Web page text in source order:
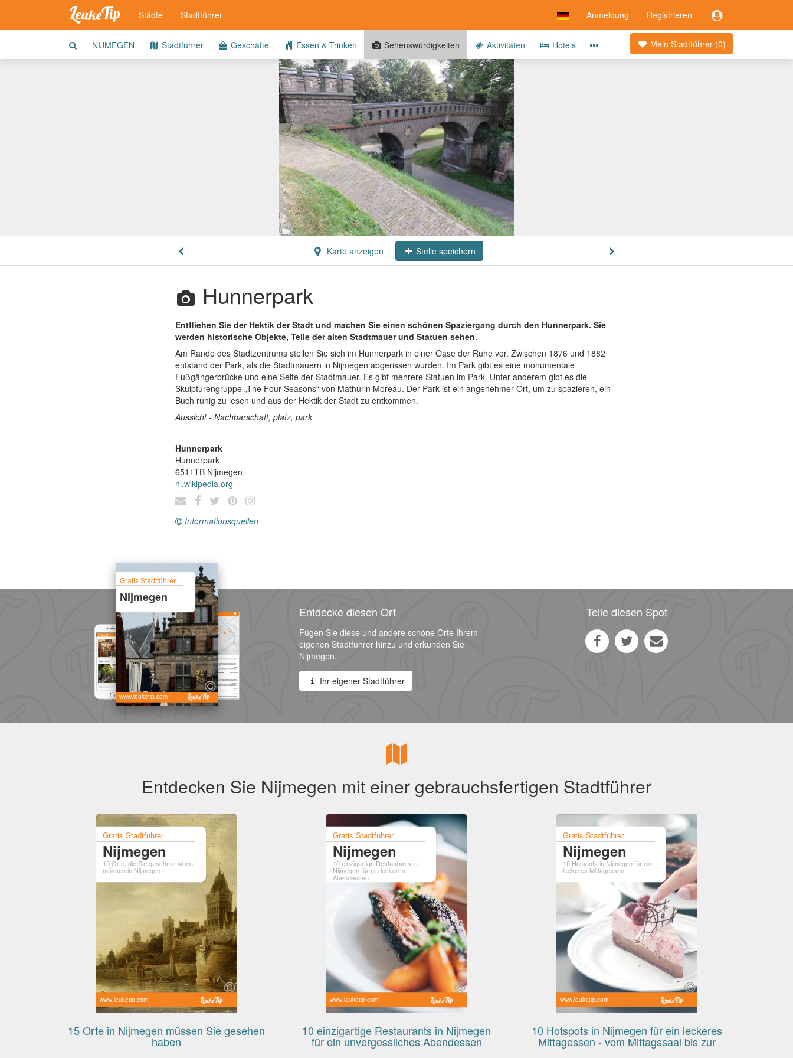
Anmeldung Registrieren
Städte Stadtführer
Mein Stadtführer (0)
NIJMEGEN Stadtführer Geschäfte Essen & Trinken Sehenswürdigkeiten Aktivitäten Hotels
Karte anzeigen Stelle speichern
Hunnerpark
Entfliehen Sie der Hektik der Stadt und machen Sie einen schönen Spaziergang durch den Hunnerpark. Sie
werden historische Objekte, Teile der alten Stadtmauer und Statuen sehen.
Am Rande des Stadtzentrums stellen Sie sich im Hunnerpark in einer Oase der Ruhe vor. Zwischen 1876 und 1882
entstand der Park, als die Stadtmauern in Nijmegen abgerissen wurden. Im Park gibt es eine monumentale
Fußgängerbrücke und eine Seite der Stadtmauer. Es gibt mehrere Statuen im Park. Unter anderem gibt es die
Skulpturengruppe „The Four Seasons“ von Mathurin Moreau. Der Park ist ein angenehmer Ort, um zu spazieren, ein
Buch ruhig zu lesen und aus der Hektik der Stadt zu entkommen.
Aussicht - Nachbarschaft, platz, park
Hunnerpark
Hunnerpark
6511TB Nijmegen
nl.wikipedia.org
Informationsquellen
Gratis Stadtführer
Nijmegen
www.leuketip.com
Entdecke diesen Ort
Fügen Sie diese und andere schöne Orte Ihrem
eigenen Stadtführer hinzu und erkunden Sie
Nijmegen.
Ihr eigener Stadtführer
Teile diesen Spot
Entdecken Sie Nijmegen mit einer gebrauchsfertigen Stadtführer
Gratis Stadtführer
Nijmegen
15 Orte, die Sie gesehen haben
müssen in Nijmegen
www.leuketip.com
15 Orte in Nijmegen müssen Sie gesehen
haben
Gratis Stadtführer
Nijmegen
10 einzigartige Restaurants in
Nijmegen für ein leckeres
Abendessen
www.leuketip.com
10 einzigartige Restaurants in Nijmegen
für ein unvergessliches Abendessen
Gratis Stadtführer
Nijmegen
10 Hotspots in Nijmegen für ein
leckeres Mittagessen
www.leuketip.com
10 Hotspots in Nijmegen für ein leckeres
Mittagessen - vom Mittagssaal bis zur